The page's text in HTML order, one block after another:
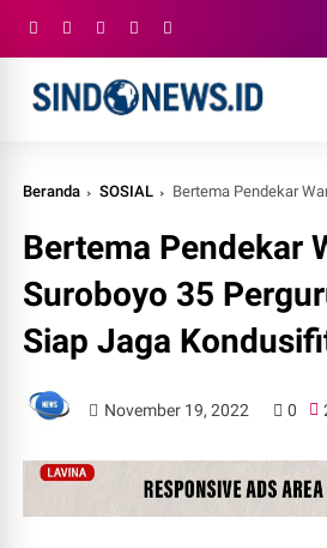
Beranda SOSIAL Bertema Pendekar Wani Jogo
Bertema Pendekar
Suroboyo 35
Siap Jaga
November 19, 2022 0